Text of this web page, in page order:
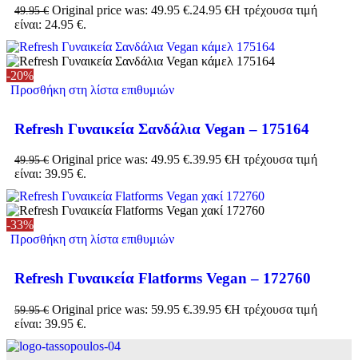
49.95€ Original price was: 49.95 €.24.95 €Η τρέχουσα τιμή
είναι: 24.95 €.
-20%
Προσθήκη στη λίστα επιθυμιών
Refresh Γυναικεία Σανδάλια Vegan – 175164
49.95€ Original price was: 49.95 €.39.95 €Η τρέχουσα τιμή
είναι: 39.95 €.
-33%
Προσθήκη στη λίστα επιθυμιών
Refresh Γυναικεία Flatforms Vegan – 172760
59.95€ Original price was: 59.95 €.39.95 €Η τρέχουσα τιμή
είναι: 39.95 €.